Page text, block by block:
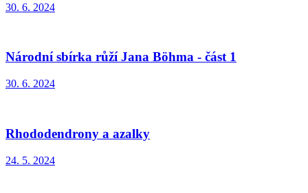
30. 6. 2024
Národní sbírka růží Jana Böhma - část 1
30. 6. 2024
Rhododendrony a azalky
24. 5. 2024